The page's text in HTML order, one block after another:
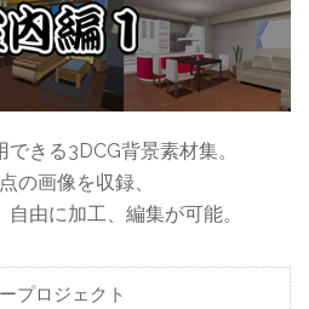
きる3DCG背景素材集。
の画像を収録、
由に加工、編集が可能。
プロジェクト